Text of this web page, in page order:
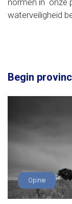
normen in onze
waterveiligheid
Begin
Opinie